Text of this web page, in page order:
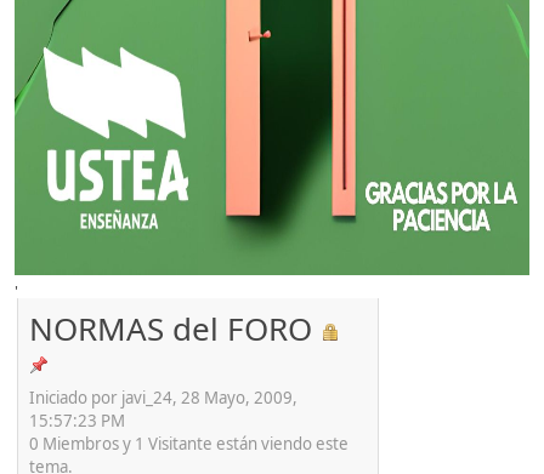
'
NORMAS del FORO
Iniciado por javi_24, 28 Mayo, 2009,
15:57:23 PM
0 Miembros y 1 Visitante están viendo este
tema.